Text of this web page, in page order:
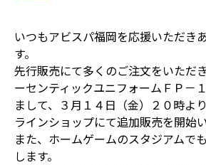
いつもアビスパ福岡を応援いただき
す。
先行販売にて多くのご注文をいただ
ーセンティックユニフォームＦＰ－
まして、３月１４日（金）２０時よ
ラインショップにて追加販売を開始い
また、ホームゲームのスタジアムで
します。